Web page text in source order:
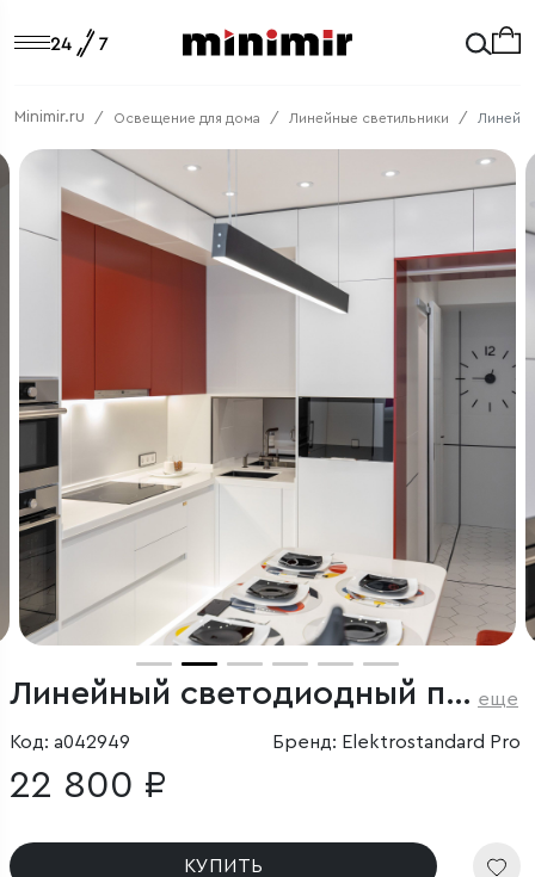
Minimir.ru Освещение для дома Линейные светильники
Линейный светодиодный подвесной односторонний светильник 103см 20Вт 4200К черный еще
Код: a042949 Бренд: Elektrostandard Pro
22 800 ₽
КУПИТЬ